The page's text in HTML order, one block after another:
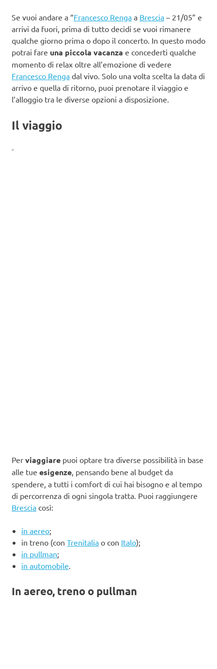
Se vuoi andare a “Francesco Renga a Brescia – 21/05” e
arrivi da fuori, prima di tutto decidi se vuoi rimanere
qualche giorno prima o dopo il concerto. In questo modo
potrai fare una piccola vacanza e concederti qualche
momento di relax oltre all’emozione di vedere
Francesco Renga dal vivo. Solo una volta scelta la data di
arrivo e quella di ritorno, puoi prenotare il viaggio e
l’alloggio tra le diverse opzioni a disposizione.
Il viaggio
-
Per viaggiare puoi optare tra diverse possibilità in base
alle tue esigenze , pensando bene al budget da
spendere, a tutti i comfort di cui hai bisogno e al tempo
di percorrenza di ogni singola tratta. Puoi raggiungere
Brescia così:
in aereo;
in treno (con Trenitalia o con Italo);
in pullman;
in automobile
In aereo, treno o pullman